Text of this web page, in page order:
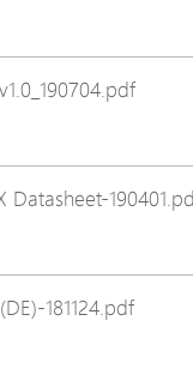
Datasheet-
181124.pdf